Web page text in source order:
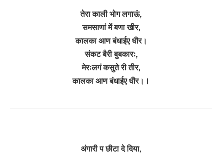
तेरा काली भोग लगाऊं,
समसाणां मेंं बणा खीर,
कालका आण बंधाईए धीर।
संकट बैरी बुबकारः,
मेरःलगं कसुते री तीर,
कालका आण बंधाईए धीर।।
अंगारी प छीटा दे दिया,